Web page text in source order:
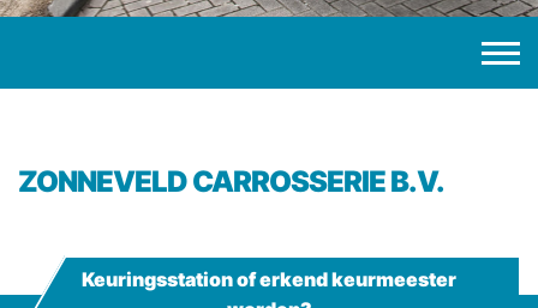
ZONNEVELD CARROSSERIE B.V.
Keuringsstation of erkend keurmeester